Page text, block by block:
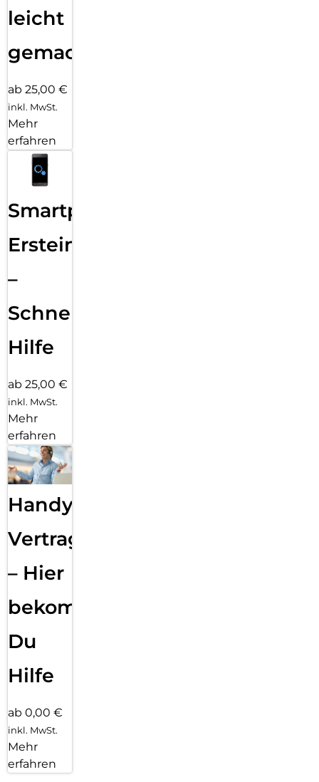
leicht
gemacht!
ab 25,00 €
inkl. MwSt.
Mehr
erfahren
Smartphone
Ersteinrichtung
–
Schnelle
Hilfe
ab 25,00 €
inkl. MwSt.
Mehr
erfahren
Handy
Vertragsabwicklung
– Hier
bekommst
Du
Hilfe
ab 0,00 €
inkl. MwSt.
Mehr
erfahren